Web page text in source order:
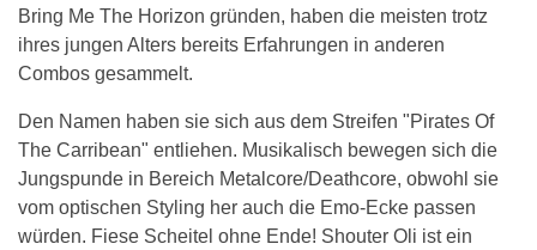
Bring Me The Horizon gründen, haben die meisten trotz
ihres jungen Alters bereits Erfahrungen in anderen
Combos gesammelt.
Den Namen haben sie sich aus dem Streifen "Pirates Of
The Carribean" entliehen. Musikalisch bewegen sich die
Jungspunde in Bereich Metalcore/Deathcore, obwohl sie
vom optischen Styling her auch die Emo-Ecke passen
würden. Fiese Scheitel ohne Ende! Shouter Oli ist ein